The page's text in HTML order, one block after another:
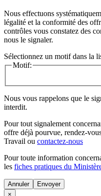
Nous effectuons
légalité et la conformité des
contrôles vous constatez des
nous le signaler.
Sélectionnez un motif dans la
Motif:
Nous vous rappelons que le
interdit.
Pour tout signalement
offre déjà pourvue, rendez-
Travail ou contactez-nous
Pour toute information
les fiches pratiques du
Annuler
×